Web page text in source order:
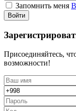
Запомнить меня
Войти
Присоединяйтесь,
возможности!